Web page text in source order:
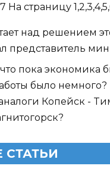
На страницу
над решением
представитель
пока экономика
было немного?
Копейск -